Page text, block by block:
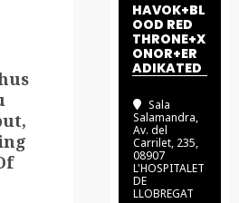
HAVOK+BL
OOD RED
THRONE+X
ONOR+ER
ADIKATED
Sala
Salamandra,
Av. del
Carrilet, 235,
08907
L'HOSPITALET
DE
LLOBREGAT